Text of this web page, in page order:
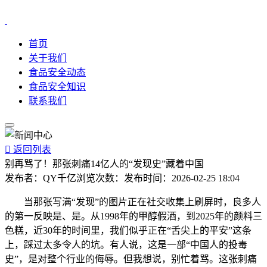
首页
关于我们
食品安全动态
食品安全知识
联系我们
 返回列表
别再骂了！那张刺痛14亿人的“发现史”藏着中国
发布者： QY千亿浏览次数： 发布时间： 2026-02-25 18:04
当那张写满“发现”的图片正在社交收集上刷屏时，良多人
的第一反映是、是。从1998年的甲醇假酒，到2025年的颜料三
色糕，近30年的时间里，我们似乎正在“舌尖上的平安”这条
上，踩过太多令人的坑。有人说，这是一部“中国人的投毒
史”，是对整个行业的侮辱。但我想说，别忙着骂。这张刺痛